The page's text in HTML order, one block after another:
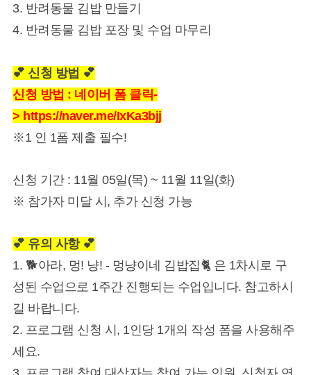
3. 반려동물 김밥 만들기
4. 반려동물 김밥 포장 및 수업 마무리
💕 신청 방법 💕
신청 방법 : 네이버 폼 클릭-
> https://naver.me/IxKa3bjj
※1 인 1폼 제출 필수!
신청 기간 : 11월 05일(목) ~ 11월 11일(화)
※ 참가자 미달 시, 추가 신청 가능
💕 유의 사항 💕
1. 🐕 아라, 멍! 냥! - 멍냥이네 김밥집🐈 은 1차시로 구
성된 수업으로 1주간 진행되는 수업입니다. 참고하시
길 바랍니다.
2. 프로그램 신청 시, 1인당 1개의 작성 폼을 사용해주
세요.